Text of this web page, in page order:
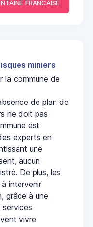
FRANCAISE
miniers
la commune de
de plan de
ne doit pas
est
experts en
une
aucun
De plus, les
intervenir
grâce à une
vivre